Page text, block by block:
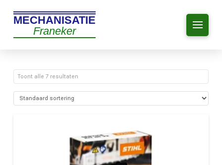
MECHANISATIE
Franeker
Toont alle 7 resultaten